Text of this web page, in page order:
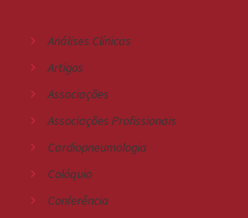
Análises Clínicas
Artigos
Associações
Associações Profissionais
Cardiopneumologia
Colóquio
Conferência